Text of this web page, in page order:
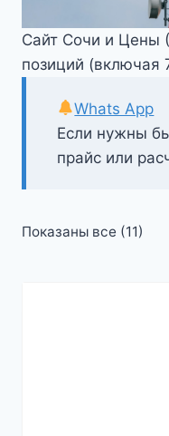
Сайт Сочи и Цены
позиций (включая
Если нужны
прайс или
Whats App
Показаны все (11)